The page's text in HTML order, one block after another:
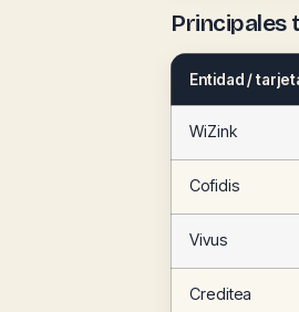
Principales
Entidad /
WiZink
Cofidis
Vivus
Creditea